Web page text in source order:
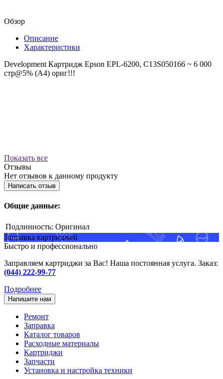
Обзор
Описание
Характеристики
Development Картридж Epson EPL-6200, C13S050166 ~ 6 000
стр@5% (A4) ориг!!!
Показать все
Отзывы
Нет отзывов к данному продукту
Написать отзыв
Общие данные:
Подлинность: Оригинал
Заправка картриджей
Быстро и профессионально
Заправляем картриджи за Вас! Наша постоянная услуга. Заказ:
(044) 222-99-77
Подробнее
Напишите нам
Ремонт
Заправка
Каталог товаров
Расходные материалы
Картриджи
Запчасти
Установка и настройка техники